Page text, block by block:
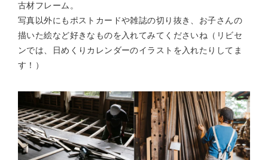
古材フレーム。
写真以外にもポストカードや雑誌の切り抜き、お子さんの
描いた絵など好きなものを入れてみてくださいね（リビセ
ンでは、日めくりカレンダーのイラストを入れたりしてま
す！）